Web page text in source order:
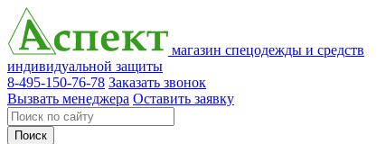
магазин спецодежды и средств
индивидуальной защиты
8-495-150-76-78 Заказать звонок
Вызвать менеджера Оставить заявку
Поиск